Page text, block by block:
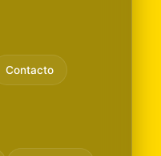
Contacto